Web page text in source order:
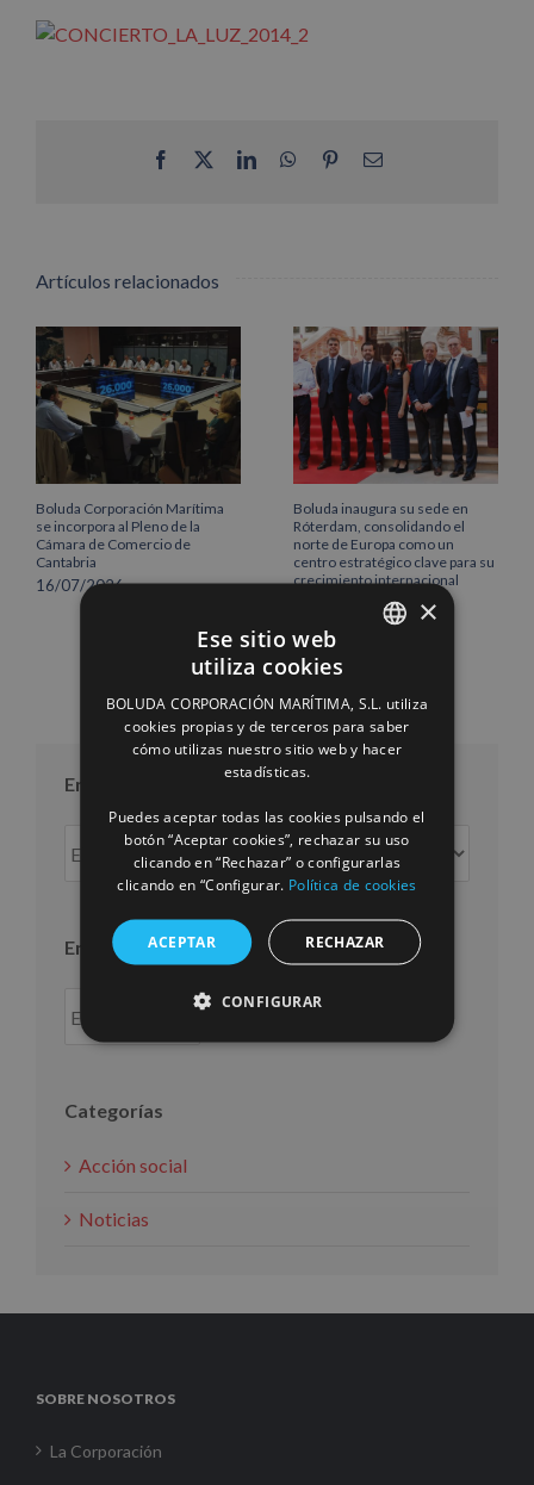
Facebook LinkedInWhatsApp
PinterestCorreo
Artículos relacionados
Boluda Corporación Marítima
se incorpora al Pleno de la
Cámara de Comercio de
Cantabria
16/07/2026
Boluda inaugura su sede en
Róterdam, consolidando el
norte de Europa como un
centro estratégico clave para su
crecimiento internacional
Entradas por mes
Entradas
por
Entradas por año
Categorías
Acción social
Noticias
SOBRE NOSOTROS
La Corporación
ENGLISH
FRENCH
×
Ese sitio web
utiliza cookies
BOLUDA CORPORACIÓN MARÍTIMA, S.L. utiliza
cookies propias y de terceros para saber
cómo utilizas nuestro sitio web y hacer
estadísticas.
Puedes aceptar todas las cookies pulsando el
botón “Aceptar cookies”, rechazar su uso
clicando en “Rechazar” o configurarlas
clicando en “Configurar. Política de cookies
ACEPTAR RECHAZAR
CONFIGURAR